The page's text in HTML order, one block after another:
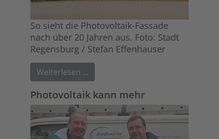
So sieht die Photovoltaik-Fassade
nach über 20 Jahren aus. Foto: Stadt
Regensburg / Stefan Effenhauser
Weiterlesen …
Photovoltaik kann mehr